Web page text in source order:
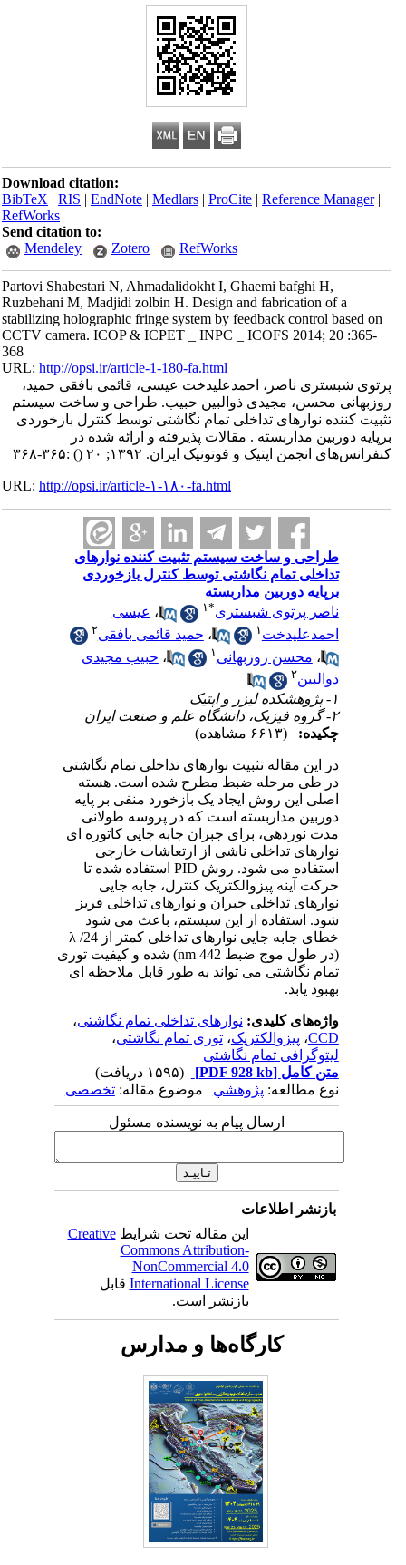
Download citation:
BibTeX|RIS|EndNote|Medlars|ProCite|Reference Manager
RefWorks
Send citation to:
Mendeley
Zotero RefWorks
Partovi Shabestari N, Ahmadalidokht I, Ghaemi bafghi H,
Ruzbehani M, Madjidi zolbin H. Design and fabrication of a
stabilizing holographic fringe system by feedback control based on
CCTV camera. ICOP & ICPET _ INPC _ ICOFS 2014; 20 :365-
368
URL:http://opsi.ir/article-1-180-fa.html
پرتوی شبستری ناصر، احمدعلیدخت عیسی، قائمی بافقی حمید،
روزبهانی محسن، مجیدی ذوالبین حبیب. طراحی و ساخت سیستم
تثبیت کننده نوارهای تداخلی تمام نگاشتی توسط کنترل بازخوردی
برپایه دوربین مداربسته . مقالات پذیرفته و ارائه شده در
کنفرانس‌های انجمن اپتیک و فوتونیک ایران. ۱۳۹۲; ۲۰
() :۳۶۵-۳۶۸
URL:http://opsi.ir/article-۱-۱۸۰-fa.html
طراحی و ساخت سیستم تثبیت کننده نوارهای
تداخلی تمام نگاشتی توسط کنترل بازخوردی
برپایه دوربین مداربسته
ناصر پرتوی شبستری* ۱ ،عیسی
احمدعلیدخت
،حمید قائمی بافقی
،محسن روزبهانی ،حبیب مجیدی
ذوالبین
چکیده:
در این مقاله تثبیت نوارهای تداخلی تمام نگاشتی
در طی مرحله ضبط مطرح شده است. هسته
اصلی این روش ایجاد یک بازخورد منفی بر پایه
دوربین مداربسته است که در پروسه طولانی
مدت نوردهی، برای جبران جابه جایی کاتوره ای
نوارهای تداخلی ناشی از ارتعاشات خارجی
استفاده می شود. روش PID استفاده شده تا
حرکت آینه پیزوالکتریک کنترل، جابه جایی
نوارهای تداخلی جبران و نوارهای تداخلی فریز
شود. استفاده از این سیستم، باعث می شود
خطای جابه جایی نوارهای تداخلی کمتر از 24/ λ
(در طول موج ضبط nm 442) شده و کیفیت توری
تمام نگاشتی می تواند به طور قابل ملاحظه ای
بهبود یابد.
واژه‌های کلیدی:نوارهای تداخلی تمام نگاشتی،
CCD،پیزوالکتریک،توری تمام نگاشتی،
لیتوگرافی تمام نگاشتی
متن کامل[PDF 928 kb]
نوع مطالعه:پژوهشي| موضوع مقاله:تخصصی
ارسال پیام به نویسنده مسئول
بازنشر اطلاعات
این مقاله تحت شرایطCreative
Commons Attribution-
NonCommercial 4.0
International Licenseقابل
بازنشر است.
کارگاه‌ها و مدارس